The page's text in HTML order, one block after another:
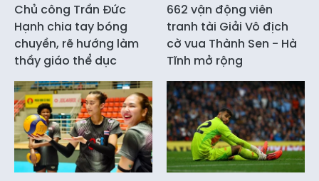
Chủ công Trần Đức
Hạnh chia tay bóng
chuyền, rẽ hướng làm
thầy giáo thể dục
662 vận động viên
tranh tài Giải Vô địch
cờ vua Thành Sen - Hà
Tĩnh mở rộng